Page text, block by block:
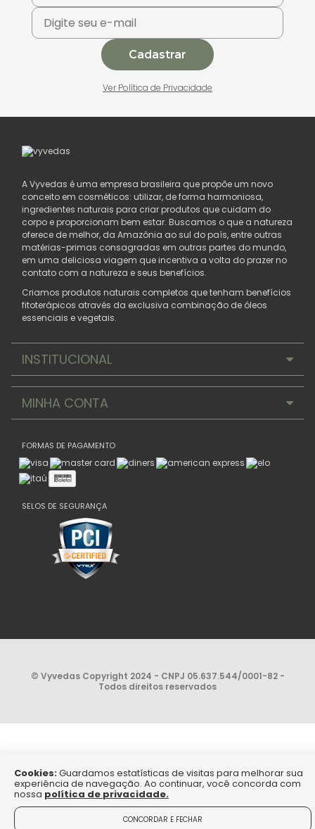
Cadastrar
Ver Política de Privacidade
A Vyvedas é uma empresa brasileira que propõe um novo
conceito em cosméticos: utilizar, de forma harmoniosa,
ingredientes naturais para criar produtos que cuidam do
corpo e proporcionam bem estar. Buscamos o que a natureza
oferece de melhor, da Amazônia ao sul do país, entre outras
matérias-primas consagradas em outras partes do mundo,
em uma deliciosa viagem que incentiva a volta do prazer no
contato com a natureza e seus benefícios.
Criamos produtos naturais completos que tenham benefícios
fitoterápicos através da exclusiva combinação de óleos
essenciais e vegetais.
INSTITUCIONAL
MINHA CONTA
FORMAS DE PAGAMENTO
SELOS DE SEGURANÇA
© Vyvedas Copyright 2024 - CNPJ 05.637.544/0001-82 -
Todos direitos reservados
Cookies:Guardamos estatísticas de visitas para melhorar sua
experiência de navegação. Ao continuar, você concorda com
nossa política de privacidade.
CONCORDAR E FECHAR